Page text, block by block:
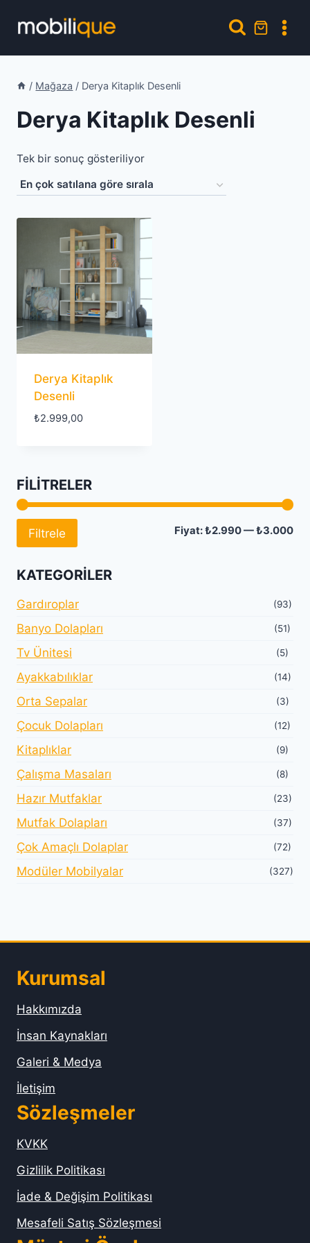
/ Mağaza / Derya Kitaplık Desenli
Derya Kitaplık Desenli
Tek bir sonuç gösteriliyor
Derya Kitaplık
Desenli
₺2.999,00
FILITRELER
En
En
Filtrele Fiyat:₺2.990—₺3.000
KATEGORILER
Gardıroplar (93)
Banyo Dolapları (51)
Tv Ünitesi (5)
Ayakkabılıklar (14)
Orta Sepalar (3)
Çocuk Dolapları (12)
Kitaplıklar (9)
Çalışma Masaları (8)
Hazır Mutfaklar (23)
Mutfak Dolapları (37)
Çok Amaçlı Dolaplar (72)
Modüler Mobilyalar (327)
Kurumsal
Hakkımızda
İnsan Kaynakları
Galeri & Medya
İletişim
Sözleşmeler
KVKK
Gizlilik Politikası
İade & Değişim Politikası
Mesafeli Satış Sözleşmesi